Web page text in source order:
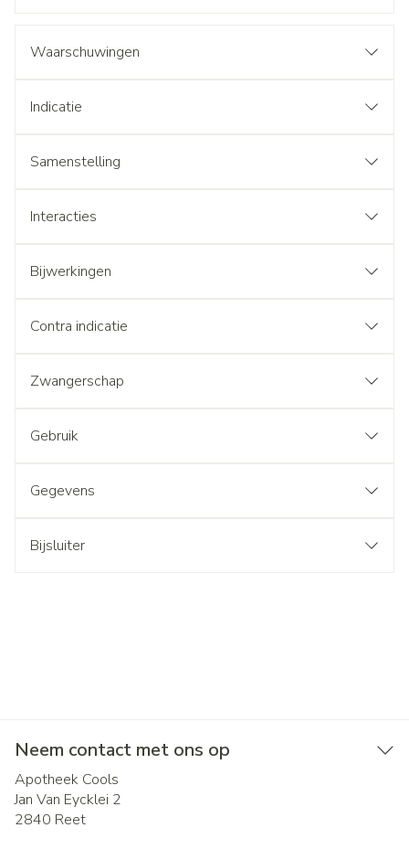
Waarschuwingen
Indicatie
Samenstelling
Interacties
Bijwerkingen
Contra indicatie
Zwangerschap
Gebruik
Gegevens
Bijsluiter
Neem contact met ons op
Apotheek Cools
Jan Van Eycklei 2
2840 Reet